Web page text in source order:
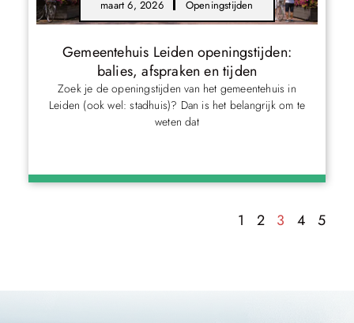
maart 6, 2026 Openingstijden
Gemeentehuis Leiden openingstijden:
balies, afspraken en tijden
Zoek je de openingstijden van het gemeentehuis in
Leiden (ook wel: stadhuis)? Dan is het belangrijk om te
weten dat
1 2 3 4 5